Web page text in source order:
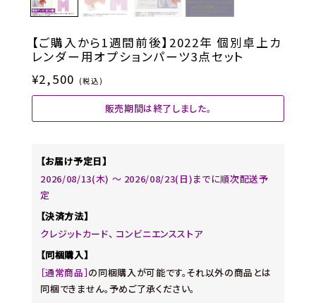
【ご購入から1週間前後】2022年 個別卓上カ
レンダー用オプションパーツ3点セット
¥2,500 (税込)
販売期間は終了しました。
【お届け予定日】
2026/08/13(木) 〜 2026/08/23(日)までに順次配送予
定
【決済方法】
クレジットカード、 コンビニエンスストア
【同梱購入】
［通常商品］の同梱購入が可能です。それ以外の商品とは
同梱できません。予めご了承ください。